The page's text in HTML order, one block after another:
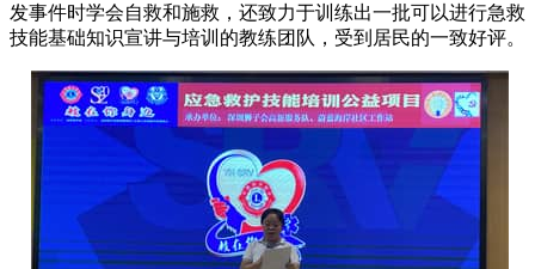
发事件时学会自救和施救，还致力于训练出一批可以进行急救
技能基础知识宣讲与培训的教练团队，受到居民的一致好评。